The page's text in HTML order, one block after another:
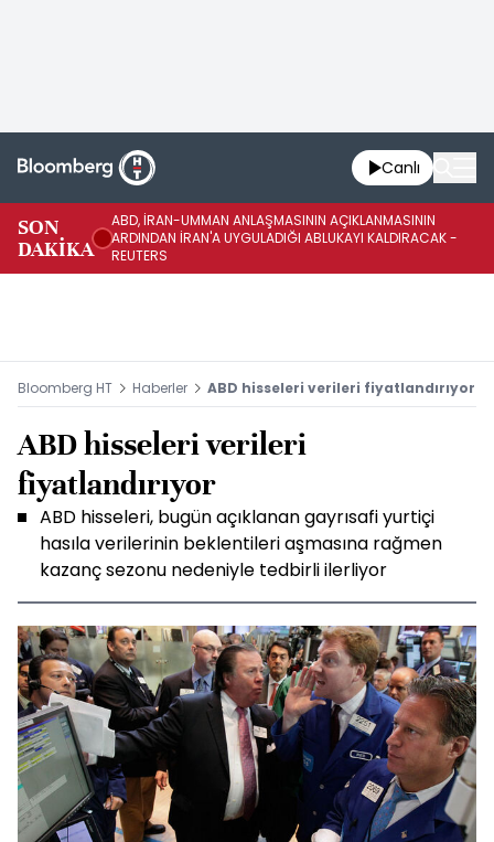
Canlı
SON
DAKİKA
ABD, İRAN-UMMAN ANLAŞMASININ AÇIKLANMASININ
ARDINDAN İRAN'A UYGULADIĞI ABLUKAYI KALDIRACAK -
REUTERS
Bloomberg HT Haberler ABD hisseleri verileri fiyatlandırıyor
ABD hisseleri verileri
fiyatlandırıyor
ABD hisseleri, bugün açıklanan gayrısafi yurtiçi
hasıla verilerinin beklentileri aşmasına rağmen
kazanç sezonu nedeniyle tedbirli ilerliyor